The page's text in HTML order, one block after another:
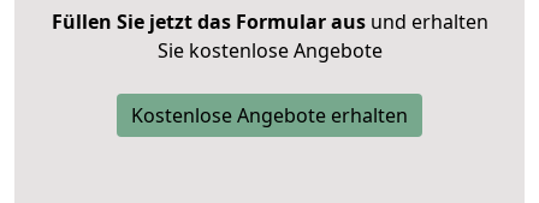
Füllen Sie jetzt das Formular ausund erhalten
Sie kostenlose Angebote
Kostenlose Angebote erhalten